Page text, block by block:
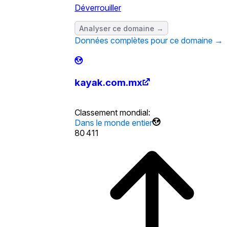
Déverrouiller
Analyser ce domaine →
Données complètes pour ce domaine →
kayak.com.mx
Classement mondial:
Dans le monde entier
80 411